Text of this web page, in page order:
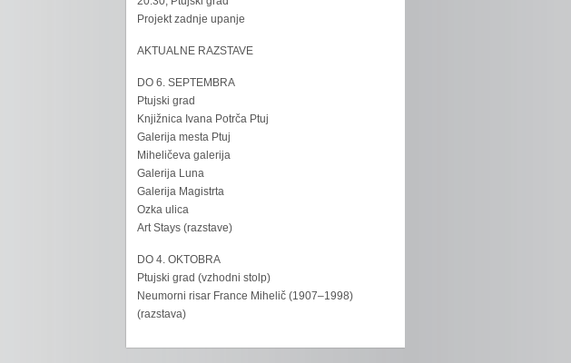
Projekt zadnje upanje
AKTUALNE RAZSTAVE
DO 6. SEPTEMBRA
Ptujski grad
Knjižnica Ivana Potrča Ptuj
Galerija mesta Ptuj
Miheličeva galerija
Galerija Luna
Galerija Magistrta
Ozka ulica
Art Stays (razstave)
DO 4. OKTOBRA
Ptujski grad (vzhodni stolp)
Neumorni risar France Mihelič (1907–1998)
(razstava)